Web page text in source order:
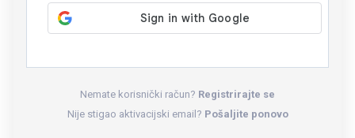
Nemate korisnički račun? Registrirajte se
Nije stigao aktivacijski email? Pošaljite ponovo